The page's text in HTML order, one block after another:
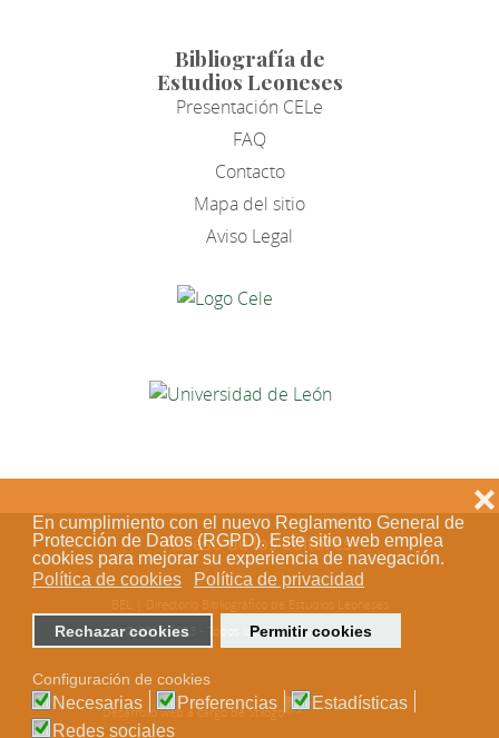
En cumplimiento con el nuevo Reglamento General de
Protección de Datos (RGPD). Este sitio web emplea
cookies para mejorar su experiencia de navegación.
Política de cookies
Política de privacidad
Rechazar cookies Permitir cookies
❌
Configuración de cookies
Necesarias Preferencias
Estadísticas
Redes sociales
Bibliografía de
Estudios Leoneses
Presentación CELe
FAQ
Contacto
Mapa del sitio
Aviso Legal
Acceso de los editores
© 2018-2023 - Todos los derechos reservados
Desarrollo web a cargo de Stílogo